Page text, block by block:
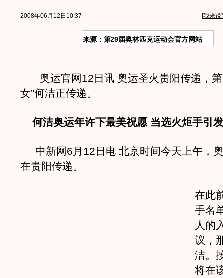
2008年06月12日10:37 [我来说
来源：第29届奥林匹克运动会官方网站
奥运官网12日讯 奥运圣火贵阳传递，第
女”何洁正传递。
何洁奥运年许下最美祝愿 当选火炬手引
中新网6月12日电 北京时间今天上午，
在贵阳传递。
在此
手名
人的
议，
洁。
将在